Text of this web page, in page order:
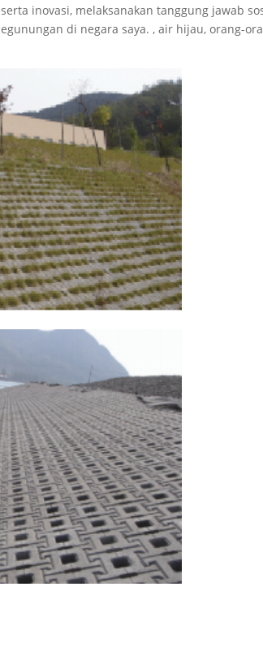
inovasi, melaksanakan tanggung jawab
di negara saya. , air hijau, orang-